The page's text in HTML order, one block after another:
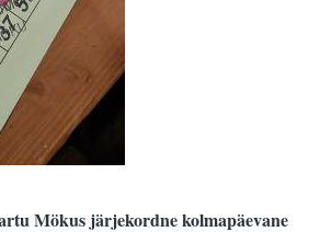
Mökus järjekordne kolmapäevane